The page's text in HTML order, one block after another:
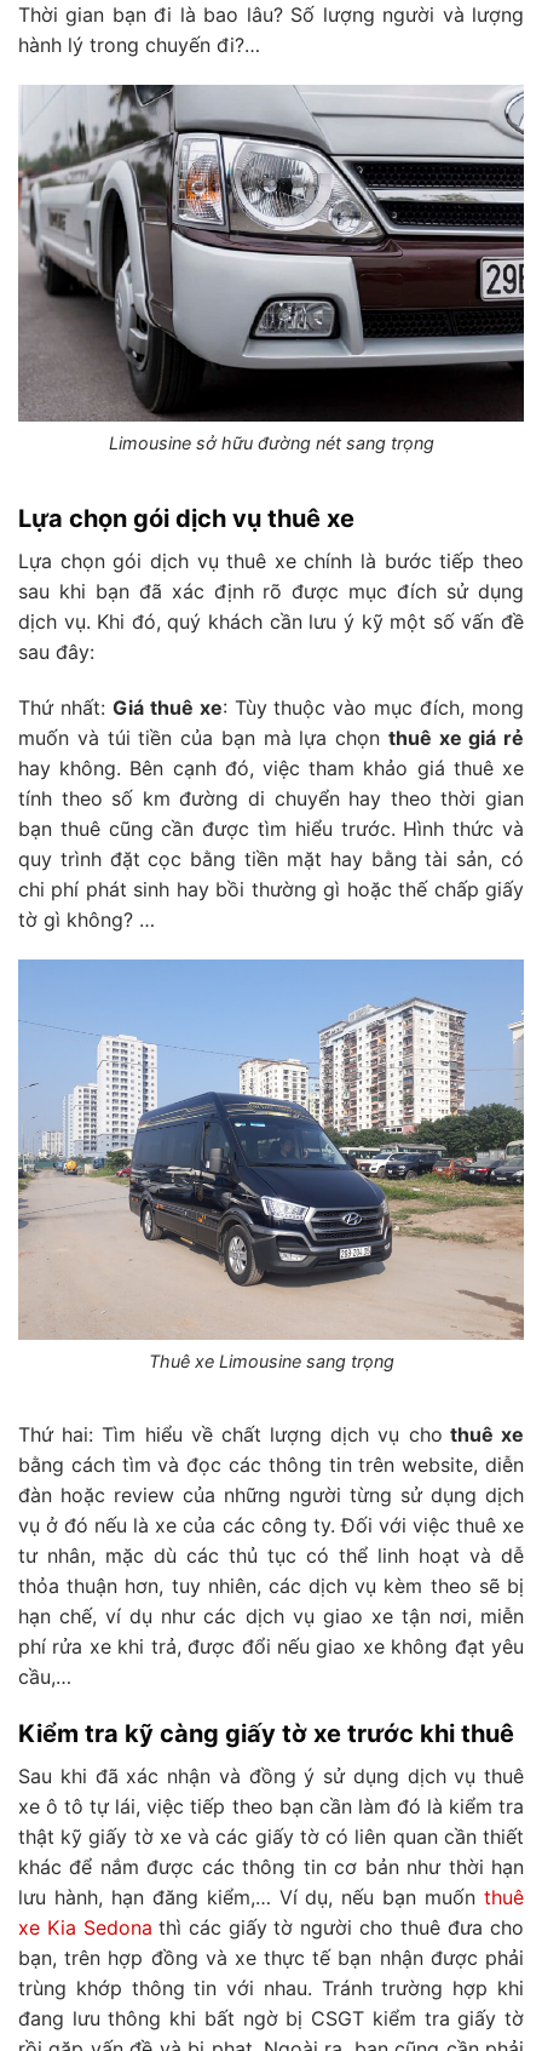
Thời gian bạn đi là bao lâu? Số lượng người và lượng
hành lý trong chuyến đi?…
Limousine sở hữu đường nét sang trọng
Lựa chọn gói dịch vụ thuê xe
Lựa chọn gói dịch vụ thuê xe chính là bước tiếp theo
sau khi bạn đã xác định rõ được mục đích sử dụng
dịch vụ. Khi đó, quý khách cần lưu ý kỹ một số vấn đề
sau đây:
Thứ nhất: Giá thuê xe: Tùy thuộc vào mục đích, mong
muốn và túi tiền của bạn mà lựa chọn thuê xe giá rẻ
hay không. Bên cạnh đó, việc tham khảo giá thuê xe
tính theo số km đường di chuyển hay theo thời gian
bạn thuê cũng cần được tìm hiểu trước. Hình thức và
quy trình đặt cọc bằng tiền mặt hay bằng tài sản, có
chi phí phát sinh hay bồi thường gì hoặc thế chấp giấy
tờ gì không? …
Thuê xe Limousine sang trọng
Thứ hai: Tìm hiểu về chất lượng dịch vụ cho thuê xe
bằng cách tìm và đọc các thông tin trên website, diễn
đàn hoặc review của những người từng sử dụng dịch
vụ ở đó nếu là xe của các công ty. Đối với việc thuê xe
tư nhân, mặc dù các thủ tục có thể linh hoạt và dễ
thỏa thuận hơn, tuy nhiên, các dịch vụ kèm theo sẽ bị
hạn chế, ví dụ như các dịch vụ giao xe tận nơi, miễn
phí rửa xe khi trả, được đổi nếu giao xe không đạt yêu
cầu,…
Kiểm tra kỹ càng giấy tờ xe trước khi thuê
Sau khi đã xác nhận và đồng ý sử dụng dịch vụ thuê
xe ô tô tự lái, việc tiếp theo bạn cần làm đó là kiểm tra
thật kỹ giấy tờ xe và các giấy tờ có liên quan cần thiết
khác để nắm được các thông tin cơ bản như thời hạn
lưu hành, hạn đăng kiểm,… Ví dụ, nếu bạn muốn thuê
xe Kia Sedona thì các giấy tờ người cho thuê đưa cho
bạn, trên hợp đồng và xe thực tế bạn nhận được phải
trùng khớp thông tin với nhau. Tránh trường hợp khi
đang lưu thông khi bất ngờ bị CSGT kiểm tra giấy tờ